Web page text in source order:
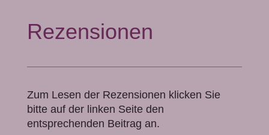
Rezensionen
Zum Lesen der Rezensionen klicken Sie
bitte auf der linken Seite den
entsprechenden Beitrag an.